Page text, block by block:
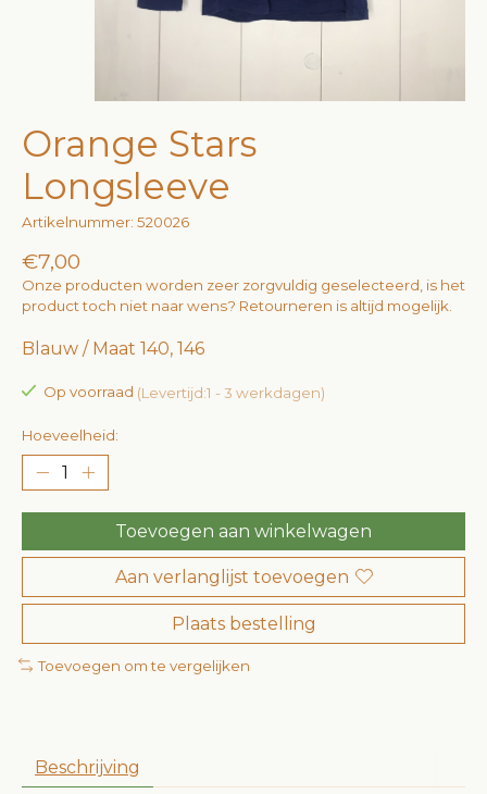
Orange Stars
Longsleeve
Artikelnummer: 520026
€7,00
Onze producten worden zeer zorgvuldig geselecteerd, is het
product toch niet naar wens? Retourneren is altijd mogelijk.
Blauw / Maat 140, 146
Op voorraad (Levertijd:1 - 3 werkdagen)
Hoeveelheid:
Toevoegen aan winkelwagen
Aan verlanglijst toevoegen
Plaats bestelling
Toevoegen om te vergelijken
Beschrijving